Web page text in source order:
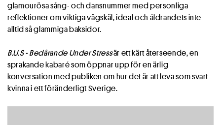
glamourösa sång- och dansnummer med personliga
reflektioner om viktiga vägskäl, ideal och åldrandets inte
alltid så glammiga baksidor.
B.U.S - Bedårande Under Stressär ett kärt återseende, en
sprakande kabaré som öppnar upp för en ärlig
konversation med publiken om hur det är att leva som svart
kvinna i ett föränderligt Sverige.